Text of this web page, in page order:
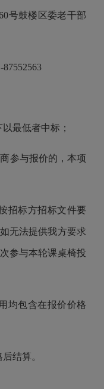
号鼓楼区委老干部
87552563
最低者中标；
参与报价的，本项
招标方招标文件要
无法提供我方要求
参与本轮课桌椅投
均包含在报价价格
结算。